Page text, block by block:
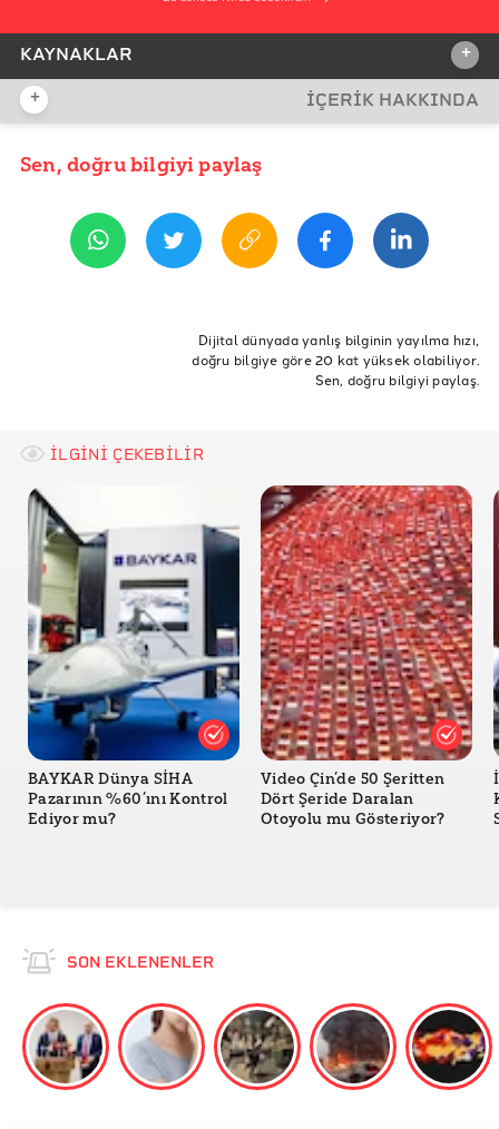
KAYNAKLAR +
İDDİA KAYNAĞI
REFERANSLAR
Haber Kaynağı
+ İÇERİK HAKKINDA
YAYIN TARİHİ
yahudi iron maiden
yahudiler
iğneli fıçı
Sen, doğru bilgiyi paylaş
Dijital dünyada yanlış bilginin yayılma hızı,
doğru bilgiye göre 20 kat yüksek olabiliyor.
Sen, doğru bilgiyi paylaş.
İLGİNİ ÇEKEBİLİR
BAYKAR Dünya SİHA
Pazarının %60’ını Kontrol
Ediyor mu?
Video Çin’de 50 Şeritten
Dört Şeride Daralan
Otoyolu mu Gösteriyor?
SON EKLENENLER